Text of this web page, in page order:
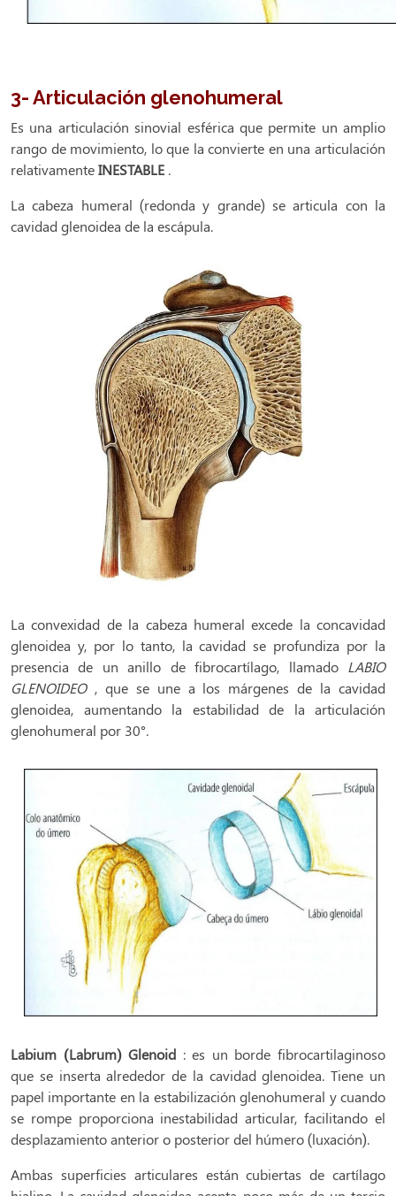
3- Articulación glenohumeral
Es una articulación sinovial esférica que permite un amplio
rango de movimiento, lo que la convierte en una articulación
relativamenteINESTABLE .
La cabeza humeral (redonda y grande) se articula con la
cavidad glenoidea de la escápula.
La convexidad de la cabeza humeral excede la concavidad
glenoidea y, por lo tanto, la cavidad se profundiza por la
presencia de un anillo de fibrocartílago, llamado LABIO
GLENOIDEO, que se une a los márgenes de la cavidad
glenoidea, aumentando la estabilidad de la articulación
glenohumeral por 30°.
Labium (Labrum) Glenoid : es un borde fibrocartilaginoso
que se inserta alrededor de la cavidad glenoidea. Tiene un
papel importante en la estabilización glenohumeral y cuando
se rompe proporciona inestabilidad articular, facilitando el
desplazamiento anterior o posterior del húmero (luxación).
Ambas superficies articulares están cubiertas de cartílago